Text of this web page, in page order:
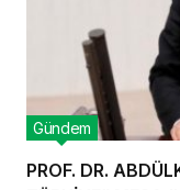
PROF. DR.
Gündem